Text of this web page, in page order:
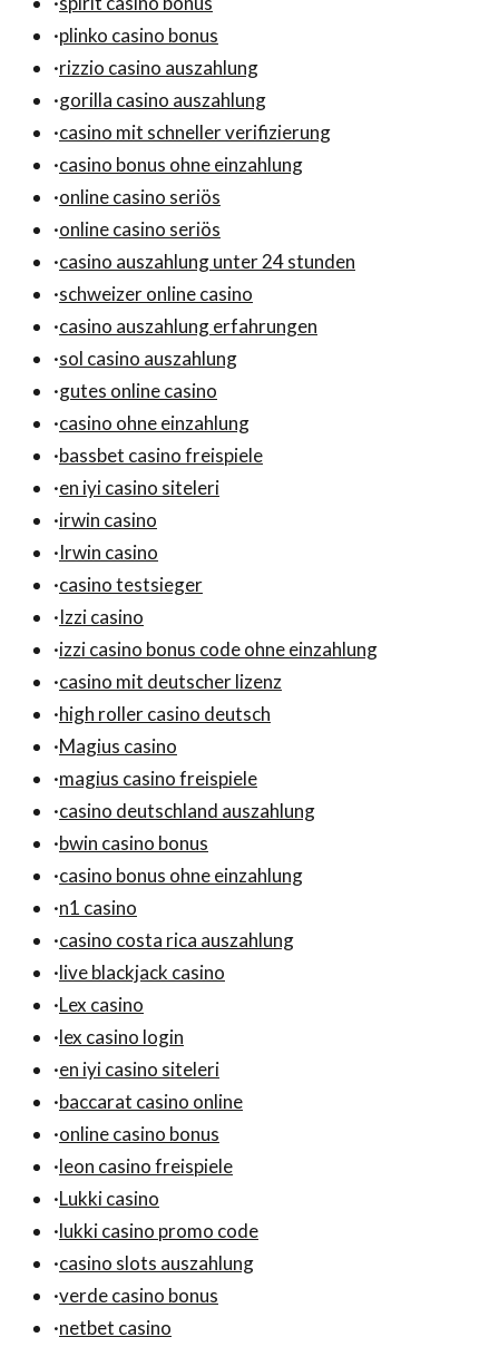
·plinko casino bonus
·rizzio casino auszahlung
·gorilla casino auszahlung
·casino mit schneller verifizierung
·casino bonus ohne einzahlung
·online casino seriös
·online casino seriös
·casino auszahlung unter 24 stunden
·schweizer online casino
·casino auszahlung erfahrungen
·sol casino auszahlung
·gutes online casino
·casino ohne einzahlung
·bassbet casino freispiele
·en iyi casino siteleri
·irwin casino
·Irwin casino
·casino testsieger
·Izzi casino
·izzi casino bonus code ohne einzahlung
·casino mit deutscher lizenz
·high roller casino deutsch
·Magius casino
·magius casino freispiele
·casino deutschland auszahlung
·bwin casino bonus
·casino bonus ohne einzahlung
·n1 casino
·casino costa rica auszahlung
·live blackjack casino
·Lex casino
·lex casino login
·en iyi casino siteleri
·baccarat casino online
·online casino bonus
·leon casino freispiele
·Lukki casino
·lukki casino promo code
·casino slots auszahlung
·verde casino bonus
·netbet casino